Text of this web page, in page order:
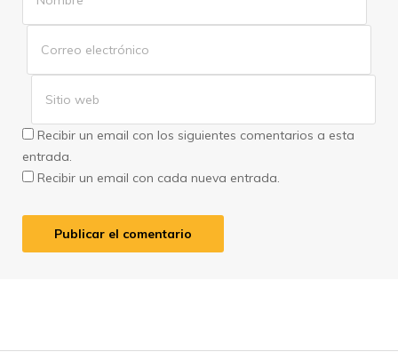
Recibir un email con los siguientes comentarios a esta
entrada.
Recibir un email con cada nueva entrada.